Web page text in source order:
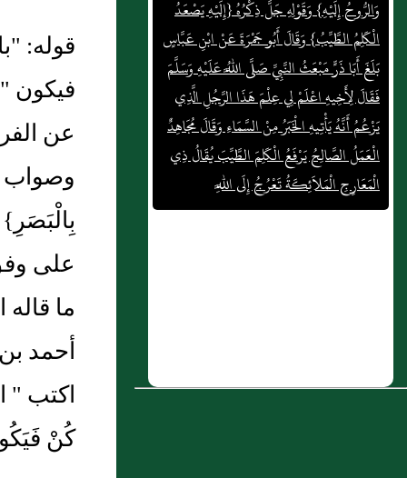
بَلَغَ أَبَا ذَرٍّ مَبْعَثُ النَّبِيِّ صَلَّى اللَّهُ عَلَيْهِ وَسَلَّمَ
فَقَالَ لِأَخِيهِ اعْلَمْ لِي عِلْمَ هَذَا الرَّجُلِ الَّذِي
يَزْعُمُ أَنَّهُ يَأْتِيهِ الْخَبَرُ مِنْ السَّمَاءِ وَقَالَ مُجَاهِدٌ
الْعَمَلُ الصَّالِحُ يَرْفَعُ الْكَلِمَ الطَّيِّبَ يُقَالُ ذِي
الْمَعَارِجِ الْمَلاَئِكَةُ تَعْرُجُ إِلَى اللَّهِ
2 : كلام محمد بن نصر المروزي‏‏ على آية
{حبب إليكم الإيمان}
6 : قوله : ( ولا نشهد عليهم بكفر ولا
قوله:
فيكون
عن
وصواب
على
ما
أحمد
اكتب "
كُنْ